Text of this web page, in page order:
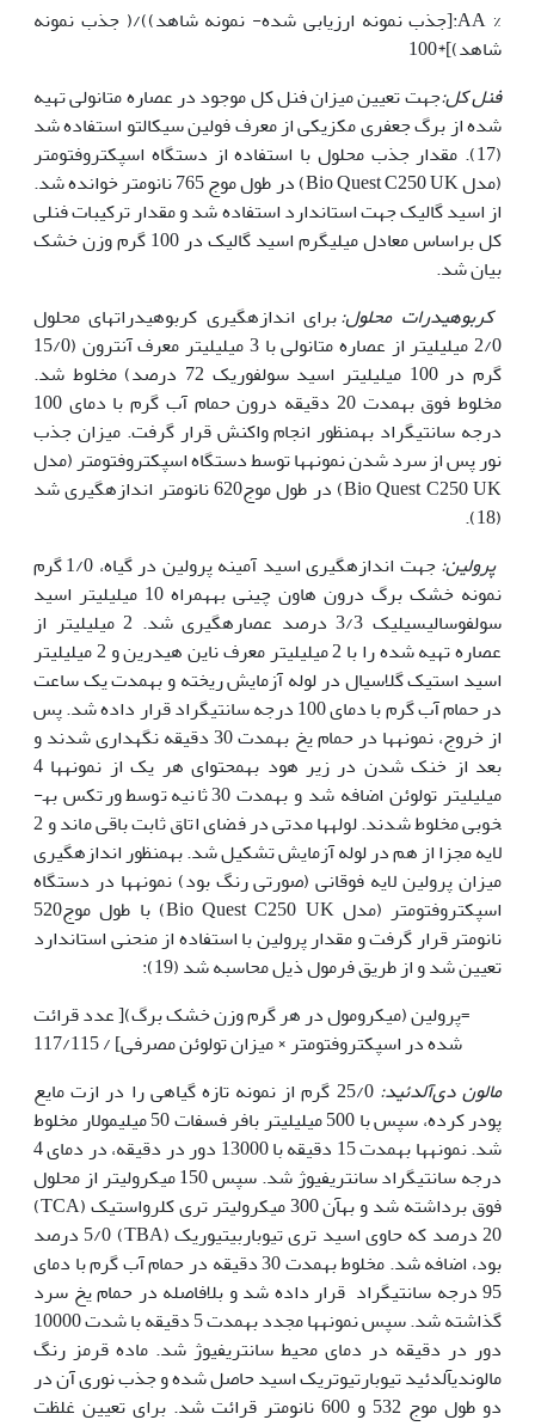
% AA:[جذب نمونه ارزیابی شده- نمونه شاهد))/( جذب نمونه
شاهد)]*100
فنل کل:جهت تعیین میزان فنل کل موجود در عصاره متانولی تهیه
شده از برگ جعفری مکزیکی از معرف فولین سیکالتو استفاده شد
(17). مقدار جذب محلول با استفاده از دستگاه اسپکتروفتومتر
(مدل Bio Quest C250 UK) در طول موج 765 نانومتر خوانده شد.
از اسید گالیک جهت استاندارد استفاده شد و مقدار ترکیبات فنلی
کل براساس معادل میلی‏گرم اسید گالیک در 100 گرم وزن خشک
بیان شد.
کربوهیدرات محلول:برای اندازه‏گیری کربوهیدرات‏های محلول
2/0 میلی‏لیتر از عصاره متانولی با 3 میلی‏لیتر معرف آنترون (15/0
گرم در 100 میلی‏لیتر اسید سولفوریک 72 درصد) مخلوط شد.
مخلوط فوق به­مدت 20 دقیقه درون حمام آب گرم با دمای 100
درجه سانتی‏گراد به­منظور انجام واکنش قرار گرفت. میزان جذب
نور پس از سرد شدن نمونه‏ها توسط دستگاه اسپکتروفتومتر (مدل
Bio Quest C250 UK) در طول موج620 نانومتر اندازه‏گیری شد
(18).
پرولین:
جهت اندازه‏گیری اسید آمینه پرولین در گیاه، 1/0 گرم
نمونه خشک برگ درون هاون چینی به­همراه 10 میلی‏لیتر اسید
سولفوسالیسیلیک 3/3 درصد عصاره‏گیری شد. 2 میلی‏لیتر از
عصاره تهیه شده را با 2 میلی‏لیتر معرف ناین هیدرین و 2 میلی‏لیتر
اسید استیک گلاسیال در لوله آزمایش ریخته و به­مدت یک ساعت
در حمام آب گرم با دمای 100 درجه سانتی‏گراد قرار داده شد. پس
از خروج، نمونه­ها در حمام یخ به­مدت 30 دقیقه نگه‏داری شدند و
بعد از خنک شدن در زیر هود به‏محتوای هر یک از نمونه‏ها 4
میلی‏لیتر تولوئن اضافه شد و به­مدت 30 ثانیه توسط ورتکس به­
خوبی مخلوط شدند. لوله‏ها مدتی در فضای اتاق ثابت باقی ماند و 2
لایه مجزا از هم در لوله آزمایش تشکیل شد. به­منظور اندازه‏گیری
میزان پرولین لایه فوقانی (صورتی رنگ بود) نمونه‏ها در دستگاه
اسپکتروفتومتر (مدل Bio Quest C250 UK) با طول موج520
نانومتر قرار گرفت و مقدار پرولین با استفاده از منحنی استاندارد
تعیین شد و از طریق فرمول ذیل محاسبه شد (19):
=پرولین (میکرومول در هر گرم وزن خشک برگ)[ عدد قرائت
شده در اسپکتروفتومتر × میزان تولوئن مصرفی] / 117/115
مالون دی‌آلدئید:
25/0 گرم از نمونه تازه گیاهی را در ازت مایع
پودر کرده، سپس با 500 میلی‏لیتر بافر فسفات 50 میلی‏مولار مخلوط
شد. نمونه‏ها به­مدت 15 دقیقه با 13000 دور در دقیقه، در دمای 4
درجه سانتی‏گراد سانتریفیوژ شد. سپس 150 میکرولیتر از محلول
فوق برداشته شد و به‏آن 300 میکرولیتر تری کلرواستیک (TCA)
20 درصد که حاوی اسید تری تیوباربیتیوریک (TBA) 5/0 درصد
بود، اضافه شد. مخلوط به­مدت 30 دقیقه در حمام آب گرم با دمای
95 درجه سانتی‏گراد قرار داده شد و بلافاصله در حمام یخ سرد
گذاشته شد. سپس نمونه‏ها مجدد به­مدت 5 دقیقه با شدت 10000
دور در دقیقه در دمای محیط سانتریفیوژ شد. ماده قرمز رنگ
مالون‏دی‏آلدئید تیوبارتیوتریک اسید حاصل شده و جذب نوری آن در
دو طول موج 532 و 600 نانومتر قرائت شد. برای تعیین غلظت